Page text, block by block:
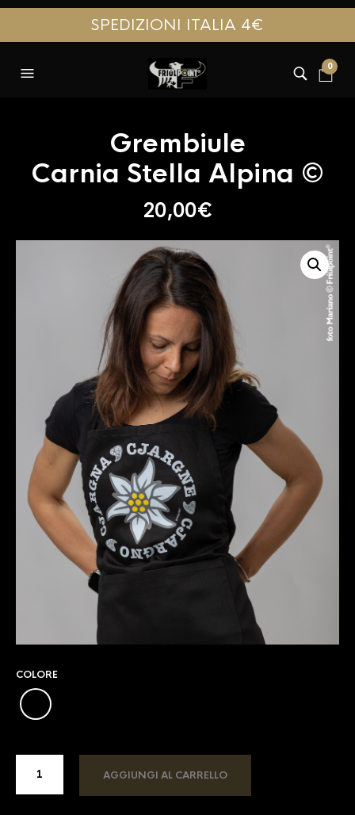
SPEDIZIONI ITALIA 4€
0
Grembiule
Carnia Stella Alpina ©
20,00€
COLORE
AGGIUNGI AL CARRELLO